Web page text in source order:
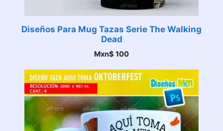
Diseños Para Mug Tazas Serie The Walking
Dead
Mxn$ 100